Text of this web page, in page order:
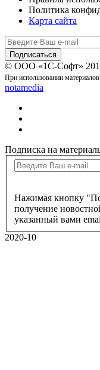
Политика
Карта сайта
© ООО «1С-Софт»
При использовании
notamedia
Подписка на
Нажимая кнопку
получение
указанный вами
2020-10